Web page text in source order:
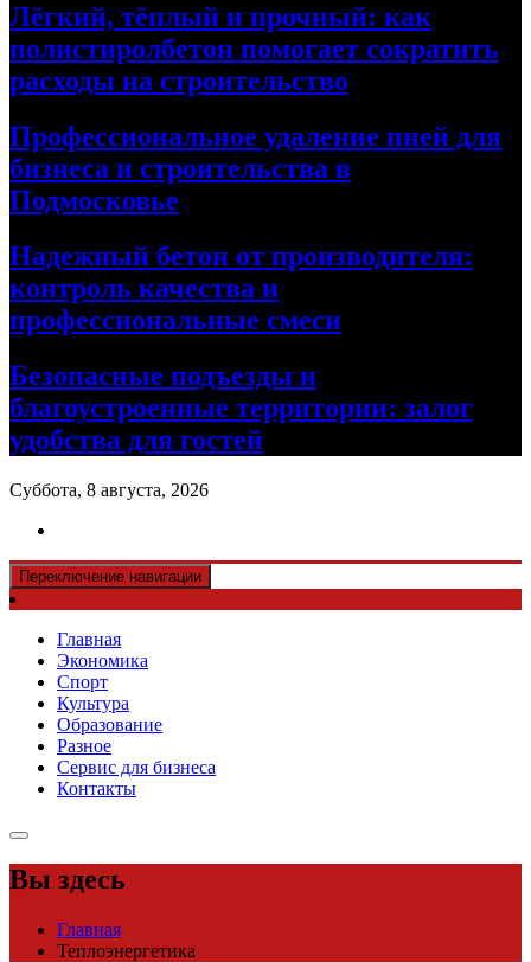
Лёгкий, тёплый и прочный: как
полистиролбетон помогает сократить
расходы на строительство
Профессиональное удаление пней для
бизнеса и строительства в
Подмосковье
Надежный бетон от производителя:
контроль качества и
профессиональные смеси
Безопасные подъезды и
благоустроенные территории: залог
удобства для гостей
Суббота, 8 августа, 2026
Переключение навигации
Главная
Экономика
Спорт
Культура
Образование
Разное
Сервис для бизнеса
Контакты
Вы здесь
Главная
Теплоэнергетика